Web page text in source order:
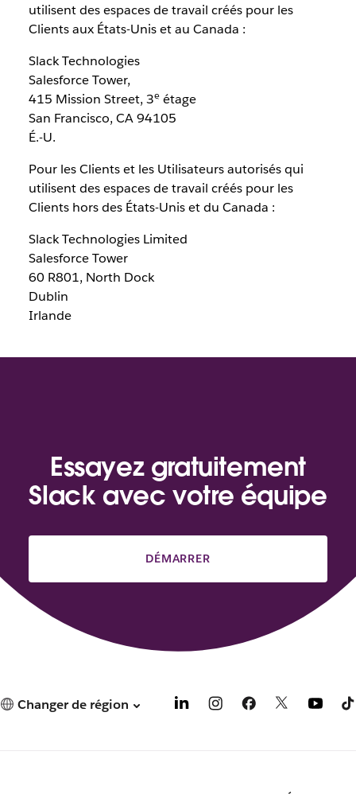
utilisent des espaces de travail créés pour les
Clients aux États-Unis et au Canada :
Slack Technologies
Salesforce Tower,
415 Mission Street, 3eétage
San Francisco, CA 94105
É.-U.
Pour les Clients et les Utilisateurs autorisés qui
utilisent des espaces de travail créés pour les
Clients hors des États-Unis et du Canada :
Slack Technologies Limited
Salesforce Tower
60 R801, North Dock
Dublin
Irlande
Essayez gratuitement
Slack avec votre équipe
DÉMARRER
Changer de région